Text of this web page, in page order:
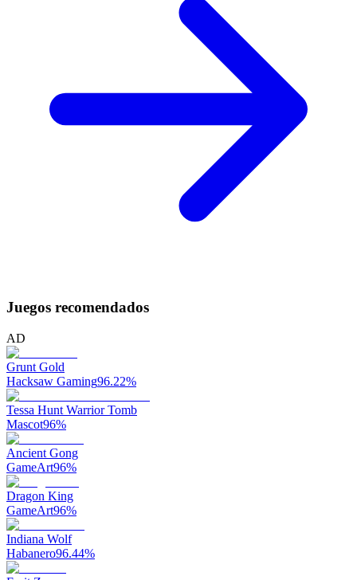
Juegos recomendados
AD
Grunt Gold
Hacksaw Gaming96.22%
Tessa Hunt Warrior Tomb
Mascot96%
Ancient Gong
GameArt96%
Dragon King
GameArt96%
Indiana Wolf
Habanero96.44%